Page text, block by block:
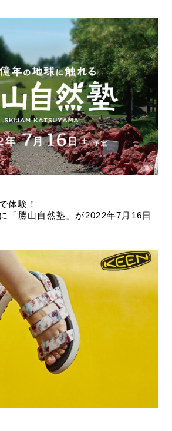
体験！
「勝山自然塾」が2022年7月16日